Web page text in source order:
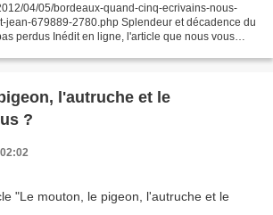
04/05/bordeaux-quand-cinq-ecrivains-nous-
jean-679889-2780.php Splendeur et décadence du
perdus Inédit en ligne, l'article que nous vous
l'autruche et le
?